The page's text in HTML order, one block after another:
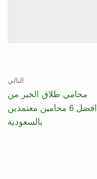
التالي
محامي طلاق الخبر من
افضل 6 محامين معتمدين
بالسعودية